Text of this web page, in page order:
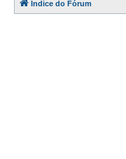
Índice do Fórum